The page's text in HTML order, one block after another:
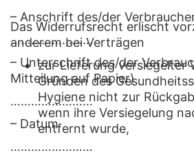
Das Widerrufsrecht erlischt
anderem bei Verträgen
zur Lieferung versiegelter
Gründen des
Hygiene nicht zur
wenn ihre Versiegelung
entfernt wurde,
– Anschrift des/der
……………………
– Unterschrift des/der
Mitteilung auf Papier)
……………………
– Datum
……………………